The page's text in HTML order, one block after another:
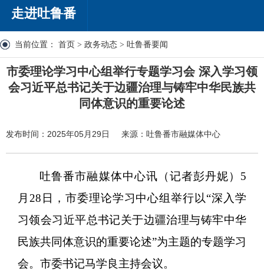
走进吐鲁番
当前位置： 首页 > 政务动态 > 吐鲁番要闻
市委理论学习中心组举行专题学习会 深入学习领
会习近平总书记关于边疆治理与铸牢中华民族共
同体意识的重要论述
发布时间：2025年05月29日 来源：吐鲁番市融媒体中心
吐鲁番市融媒体中心讯（记者彭丹妮） 5
月28日，市委理论学习中心组举行以“深入学
习领会习近平总书记关于边疆治理与铸牢中华
民族共同体意识的重要论述”为主题的专题学习
会。市委书记马学良主持会议。